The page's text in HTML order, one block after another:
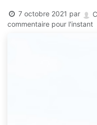
7 octobre 2021 par
commentaire pour l'instant